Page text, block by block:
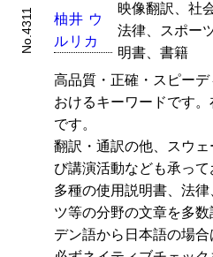
No.4311 柚井 ウ
ル リ カ
映像翻訳、社
法律、スポー
明書、書籍
高品質・正確・スピー
おけるキーワードです
です。
翻訳・通訳の他、スウ
び講演活動なども承っ
多種の使用説明書、法
ツ等の分野の文章を多
デン語から日本語の場